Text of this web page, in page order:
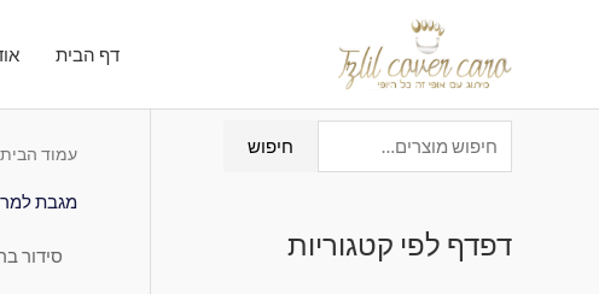
דף הבית
ח
י
ו
חיפוש
דפדף לפי קטגוריות
עמוד הבית
מגבת